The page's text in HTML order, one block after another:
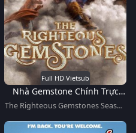
Full HD Vietsub
Nhà Gemstone Chính Trực
(Mùa 2)
The Righteous Gemstones Season